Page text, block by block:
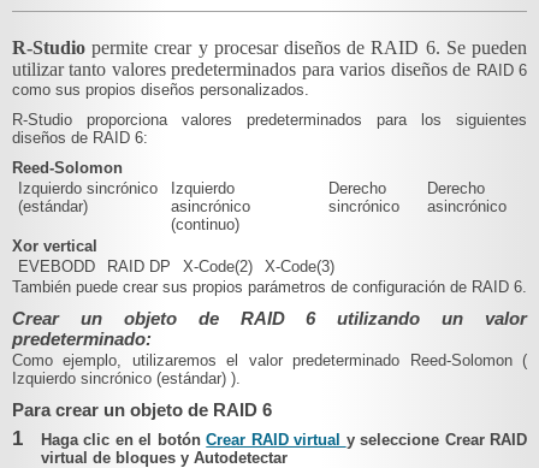
R-Studiopermite crear y procesar diseños de RAID 6. Se pueden
utilizar tanto valores predeterminados para varios diseños de RAID 6
como sus propios diseños personalizados.
R-Studio proporciona valores predeterminados para los siguientes
diseños de RAID 6:
Reed-Solomon
Izquierdo sincrónico
(estándar)
Izquierdo
asincrónico
(continuo)
Derecho
sincrónico
Derecho
asincrónico
Xor vertical
EVEBODD
RAID DP X-Code(2)
X-Code(3)
También puede crear sus propios parámetros de configuración de RAID 6.
Crear un objeto de RAID 6 utilizando un valor
predeterminado:
Como ejemplo, utilizaremos el valor predeterminado Reed-Solomon (
Izquierdo sincrónico (estándar) ).
Para crear un objeto de RAID 6
1 Haga clic en el botónCrear RAID virtual y seleccione Crear RAID
virtual de bloques y Autodetectar